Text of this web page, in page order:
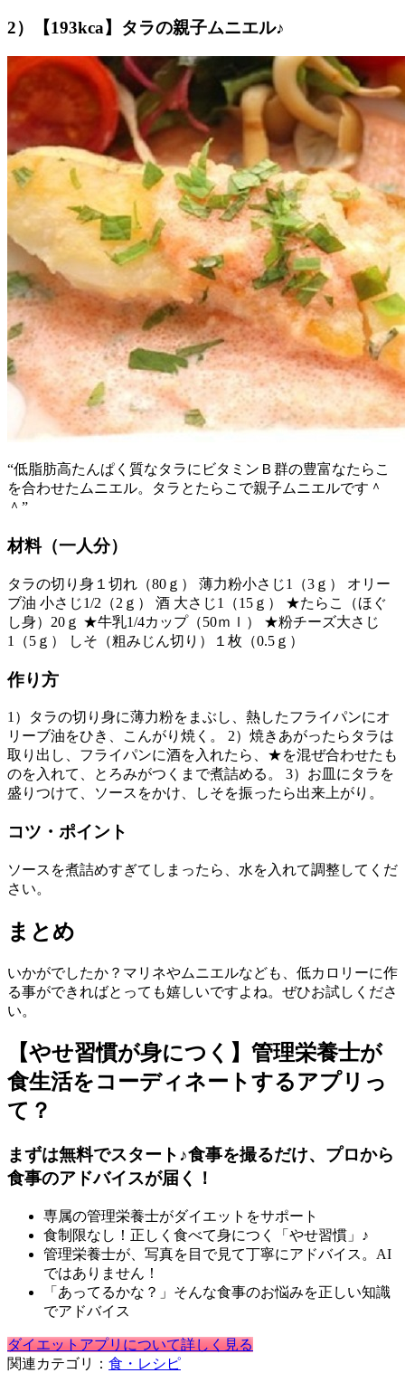
2）【193kca】タラの親子ムニエル♪
“低脂肪高たんぱく質なタラにビタミンＢ群の豊富なたらこ
を合わせたムニエル。タラとたらこで親子ムニエルです＾
＾”
材料（一人分）
タラの切り身１切れ（80ｇ） 薄力粉小さじ1（3ｇ） オリー
ブ油 小さじ1/2（2ｇ） 酒 大さじ1（15ｇ） ★たらこ（ほぐ
し身）20ｇ ★牛乳1/4カップ（50ｍｌ） ★粉チーズ大さじ
1（5ｇ） しそ（粗みじん切り）１枚（0.5ｇ）
作り方
1）タラの切り身に薄力粉をまぶし、熱したフライパンにオ
リーブ油をひき、こんがり焼く。 2）焼きあがったらタラは
取り出し、フライパンに酒を入れたら、★を混ぜ合わせたも
のを入れて、とろみがつくまで煮詰める。 3）お皿にタラを
盛りつけて、ソースをかけ、しそを振ったら出来上がり。
コツ・ポイント
ソースを煮詰めすぎてしまったら、水を入れて調整してくだ
さい。
まとめ
いかがでしたか？マリネやムニエルなども、低カロリーに作
る事ができればとっても嬉しいですよね。ぜひお試しくださ
い。
【やせ習慣が身につく】管理栄養士が
食生活をコーディネートするアプリっ
て？
まずは無料でスタート♪食事を撮るだけ、プロから
食事のアドバイスが届く！
専属の管理栄養士がダイエットをサポート
食制限なし！正しく食べて身につく「やせ習慣」♪
管理栄養士が、写真を目で見て丁寧にアドバイス。AI
ではありません！
「あってるかな？」そんな食事のお悩みを正しい知識
でアドバイス
ダイエットアプリについて詳しく見る
関連カテゴリ： 食・レシピ